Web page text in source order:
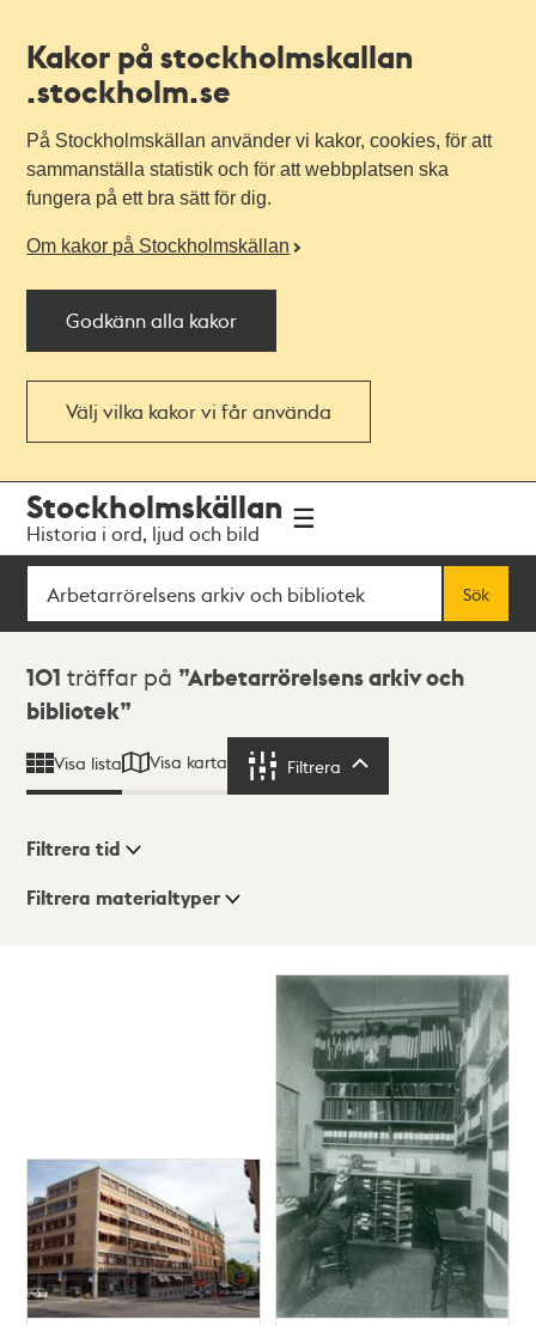
Kakor på stockholmskallan
.stockholm.se
På Stockholmskällan använder vi kakor, cookies, för att
sammanställa statistik och för att webbplatsen ska
fungera på ett bra sätt för dig.
Om kakor på Stockholmskällan
Godkänn alla kakor
Välj vilka kakor vi får använda
navigationen
huvudinnehållet
Stockholmskällan
Historia i ord, ljud och bild
Sök
Sök
Sökresultat
101 träffar på Arbetarrörelsens arkiv och
bibliotek
Visa lista Visa karta Filtrera
Visningsläge
Filtrera tid
Filtrera materialtyper